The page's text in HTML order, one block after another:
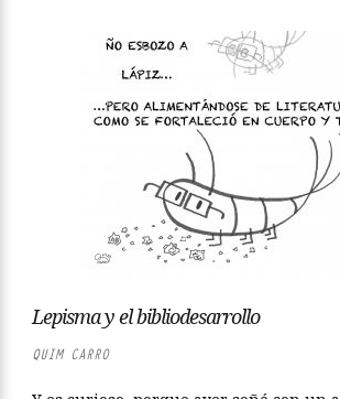
Lepisma y el bibliodesarrollo
QUIM CARRO